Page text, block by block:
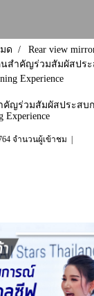
ด
Rear view
นสำคัญร่วมสัมผัสปร
Experience
คัญร่วมสัมผัสประส
Experience
จำนวนผู้เข้าชม